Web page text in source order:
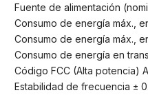
Fuente de alimentación
Consumo de energía máx.,
Consumo de energía máx.,
Consumo de energía en
Código FCC (Alta potencia)
Estabilidad de frecuencia ±